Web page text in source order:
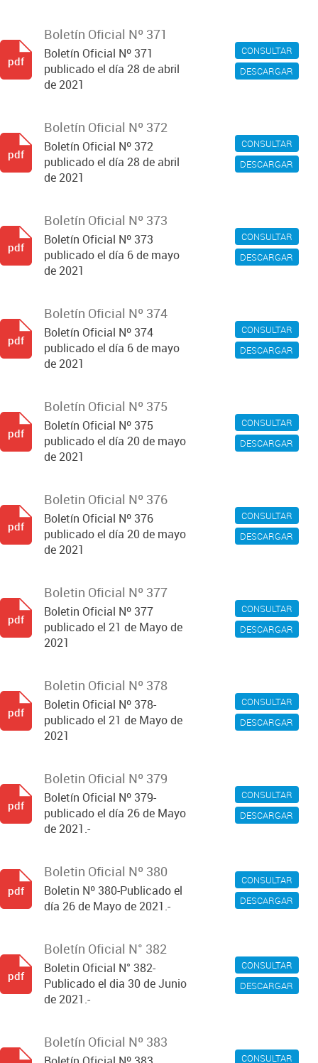
CONSULTAR
DESCARGAR
Boletín Oficial Nº 371
Boletín Oficial Nº 371
publicado el día 28 de abril
de 2021
pdf
CONSULTAR
DESCARGAR
Boletín Oficial Nº 372
Boletín Oficial Nº 372
publicado el día 28 de abril
de 2021
pdf
CONSULTAR
DESCARGAR
Boletín Oficial Nº 373
Boletín Oficial Nº 373
publicado el día 6 de mayo
de 2021
pdf
CONSULTAR
DESCARGAR
Boletín Oficial Nº 374
Boletín Oficial Nº 374
publicado el día 6 de mayo
de 2021
pdf
CONSULTAR
DESCARGAR
Boletín Oficial Nº 375
Boletín Oficial Nº 375
publicado el día 20 de mayo
de 2021
pdf
CONSULTAR
DESCARGAR
Boletin Oficial Nº 376
Boletín Oficial Nº 376
publicado el día 20 de mayo
de 2021
pdf
CONSULTAR
DESCARGAR
Boletin Oficial Nº 377
Boletin Oficial Nº 377
publicado el 21 de Mayo de
2021
pdf
CONSULTAR
DESCARGAR
Boletin Oficial Nº 378
Boletin Oficial Nº 378-
publicado el 21 de Mayo de
2021
pdf
CONSULTAR
DESCARGAR
Boletin Oficial Nº 379
Boletín Oficial Nº 379-
publicado el día 26 de Mayo
de 2021.-
pdf
CONSULTAR
DESCARGAR
Boletin Oficial Nº 380
Boletin Nº 380-Publicado el
día 26 de Mayo de 2021.-
pdf
CONSULTAR
DESCARGAR
Boletín Oficial N° 382
Boletin Oficial N° 382-
Publicado el dia 30 de Junio
de 2021.-
pdf
CONSULTAR
Boletín Oficial Nº 383